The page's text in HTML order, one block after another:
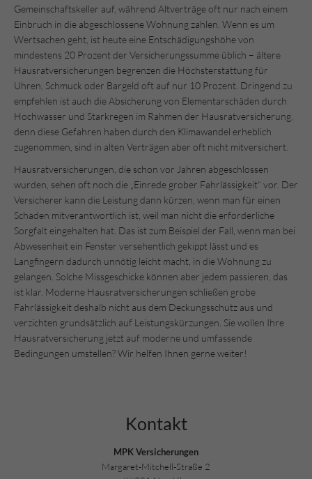
Gemeinschaftskeller auf, während Altverträge oft nur nach einem
Einbruch in die abgeschlossene Wohnung zahlen. Wenn es um
Wertsachen geht, ist heute eine Entschädigungshöhe von
mindestens 20 Prozent der Versicherungssumme üblich – ältere
Hausratversicherungen begrenzen die Höchsterstattung für
Uhren, Schmuck oder Bargeld oft auf nur 10 Prozent. Dringend zu
empfehlen ist auch die Absicherung von Elementarschäden durch
Hochwasser und Starkregen im Rahmen der Hausratversicherung,
denn diese Gefahren haben durch den Klimawandel erheblich
zugenommen, sind in alten Verträgen aber oft nicht mitversichert.
Hausratversicherungen, die schon vor Jahren abgeschlossen
wurden, sehen oft noch die „Einrede grober Fahrlässigkeit“ vor. Der
Versicherer kann die Leistung dann kürzen, wenn man für einen
Schaden mitverantwortlich ist, weil man nicht die erforderliche
Sorgfalt eingehalten hat. Das ist zum Beispiel der Fall, wenn man bei
Abwesenheit ein Fenster versehentlich gekippt lässt und es
Langfingern dadurch unnötig leicht macht, in die Wohnung zu
gelangen. Solche Missgeschicke können aber jedem passieren, das
ist klar. Moderne Hausratversicherungen schließen grobe
Fahrlässigkeit deshalb nicht aus dem Deckungsschutz aus und
verzichten grundsätzlich auf Leistungskürzungen. Sie wollen Ihre
Hausratversicherung jetzt auf moderne und umfassende
Bedingungen umstellen? Wir helfen Ihnen gerne weiter!
Kontakt
MPK Versicherungen
Margaret-Mitchell-Straße 2